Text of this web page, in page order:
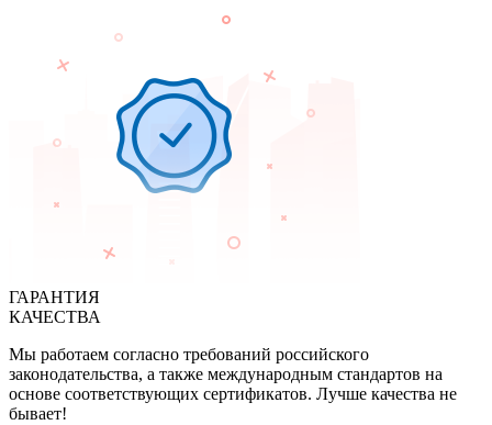
ГАРАНТИЯ
КАЧЕСТВА
Мы работаем согласно требований российского
законодательства, а также международным стандартов на
основе соответствующих сертификатов. Лучше качества не
бывает!